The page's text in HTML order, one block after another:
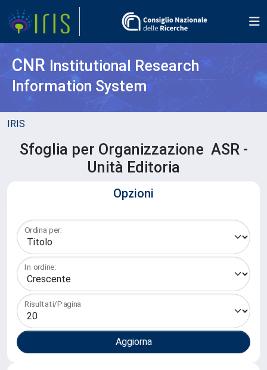
CNR Institutional Research
Information System
IRIS
Sfoglia per Organizzazione ASR -
Unità Editoria
Opzioni
Ordina per:
In ordine:
Risultati/Pagina